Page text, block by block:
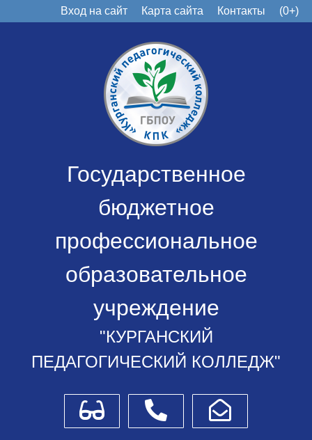
Вход на сайт Карта сайта Контакты (0+)
Государственное
бюджетное
профессиональное
образовательное
учреждение
"КУРГАНСКИЙ
ПЕДАГОГИЧЕСКИЙ КОЛЛЕДЖ"
Для слабовидящихТелефоныНаписать обращение